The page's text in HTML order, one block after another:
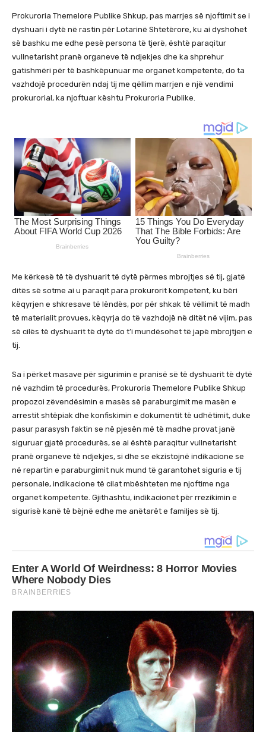
Prokuroria Themelore Publike Shkup, pas marrjes së njoftimit se i
dyshuari i dytë në rastin për Lotarinë Shtetërore, ku ai dyshohet
së bashku me edhe pesë persona të tjerë, është paraqitur
vullnetarisht pranë organeve të ndjekjes dhe ka shprehur
gatishmëri për të bashkëpunuar me organet kompetente, do ta
vazhdojë procedurën ndaj tij me qëllim marrjen e një vendimi
prokurorial, ka njoftuar kështu Prokuroria Publike.
Me kërkesë të të dyshuarit të dytë përmes mbrojtjes së tij, gjatë
ditës së sotme ai u paraqit para prokurorit kompetent, ku bëri
këqyrjen e shkresave të lëndës, por për shkak të vëllimit të madh
të materialit provues, këqyrja do të vazhdojë në ditët në vijim, pas
së cilës të dyshuarit të dytë do t’i mundësohet të japë mbrojtjen e
tij.
Sa i përket masave për sigurimin e pranisë së të dyshuarit të dytë
në vazhdim të procedurës, Prokuroria Themelore Publike Shkup
propozoi zëvendësimin e masës së paraburgimit me masën e
arrestit shtëpiak dhe konfiskimin e dokumentit të udhëtimit, duke
pasur parasysh faktin se në pjesën më të madhe provat janë
siguruar gjatë procedurës, se ai është paraqitur vullnetarisht
pranë organeve të ndjekjes, si dhe se ekzistojnë indikacione se
në repartin e paraburgimit nuk mund të garantohet siguria e tij
personale, indikacione të cilat mbështeten me njoftime nga
organet kompetente. Gjithashtu, indikacionet për rrezikimin e
sigurisë kanë të bëjnë edhe me anëtarët e familjes së tij.